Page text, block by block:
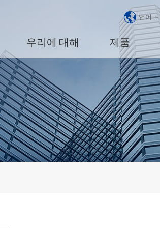
언어
우리에 대해 제품